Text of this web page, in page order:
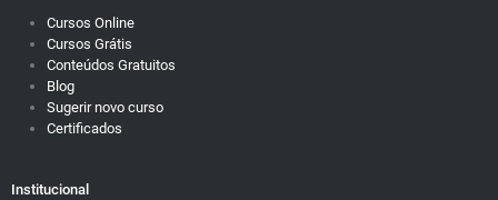
Cursos Online
Cursos Grátis
Conteúdos Gratuitos
Blog
Sugerir novo curso
Certificados
Institucional